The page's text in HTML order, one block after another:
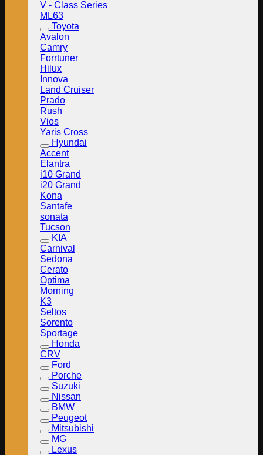
V - Class Series
ML63
Toyota
Avalon
Camry
Forrtuner
Hilux
Innova
Land Cruiser
Prado
Rush
Vios
Yaris Cross
Hyundai
Accent
Elantra
i10 Grand
i20 Grand
Kona
Santafe
sonata
Tucson
KIA
Carnival
Sedona
Cerato
Optima
Morning
K3
Seltos
Sorento
Sportage
Honda
CRV
Ford
Porche
Suzuki
Nissan
BMW
Peugeot
Mitsubishi
MG
Lexus